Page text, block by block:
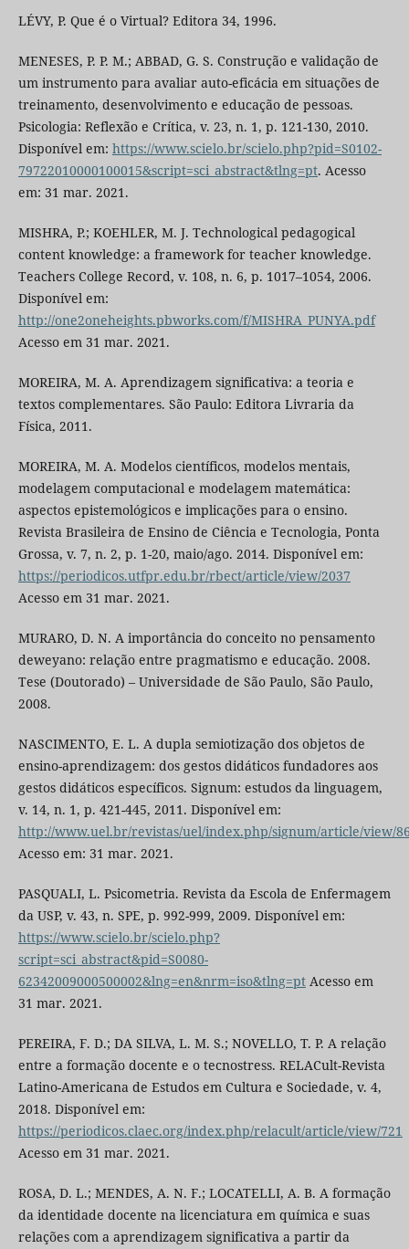
LÉVY, P. Que é o Virtual? Editora 34, 1996.
MENESES, P. P. M.; ABBAD, G. S. Construção e validação de
um instrumento para avaliar auto-eficácia em situações de
treinamento, desenvolvimento e educação de pessoas.
Psicologia: Reflexão e Crítica, v. 23, n. 1, p. 121-130, 2010.
Disponível em: https://www.scielo.br/scielo.php?pid=S0102-
79722010000100015&script=sci_abstract&tlng=pt. Acesso
em: 31 mar. 2021.
MISHRA, P.; KOEHLER, M. J. Technological pedagogical
content knowledge: a framework for teacher knowledge.
Teachers College Record, v. 108, n. 6, p. 1017–1054, 2006.
Disponível em:
http://one2oneheights.pbworks.com/f/MISHRA_PUNYA.pdf
Acesso em 31 mar. 2021.
MOREIRA, M. A. Aprendizagem significativa: a teoria e
textos complementares. São Paulo: Editora Livraria da
Física, 2011.
MOREIRA, M. A. Modelos científicos, modelos mentais,
modelagem computacional e modelagem matemática:
aspectos epistemológicos e implicações para o ensino.
Revista Brasileira de Ensino de Ciência e Tecnologia, Ponta
Grossa, v. 7, n. 2, p. 1-20, maio/ago. 2014. Disponível em:
https://periodicos.utfpr.edu.br/rbect/article/view/2037
Acesso em 31 mar. 2021.
MURARO, D. N. A importância do conceito no pensamento
deweyano: relação entre pragmatismo e educação. 2008.
Tese (Doutorado) – Universidade de São Paulo, São Paulo,
2008.
NASCIMENTO, E. L. A dupla semiotização dos objetos de
ensino-aprendizagem: dos gestos didáticos fundadores aos
gestos didáticos específicos. Signum: estudos da linguagem,
v. 14, n. 1, p. 421-445, 2011. Disponível em:
http://www.uel.br/revistas/uel/index.php/signum/article/view/
Acesso em: 31 mar. 2021.
PASQUALI, L. Psicometria. Revista da Escola de Enfermagem
da USP, v. 43, n. SPE, p. 992-999, 2009. Disponível em:
https://www.scielo.br/scielo.php?
script=sci_abstract&pid=S0080-
62342009000500002&lng=en&nrm=iso&tlng=ptAcesso em
31 mar. 2021.
PEREIRA, F. D.; DA SILVA, L. M. S.; NOVELLO, T. P. A relação
entre a formação docente e o tecnostress. RELACult-Revista
Latino-Americana de Estudos em Cultura e Sociedade, v. 4,
2018. Disponível em:
https://periodicos.claec.org/index.php/relacult/article/view/721
Acesso em 31 mar. 2021.
ROSA, D. L.; MENDES, A. N. F.; LOCATELLI, A. B. A formação
da identidade docente na licenciatura em química e suas
relações com a aprendizagem significativa a partir da